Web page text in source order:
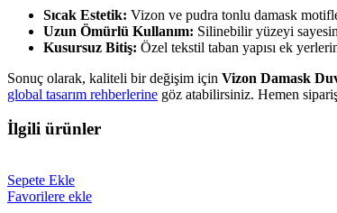
Sıcak Estetik: Vizon ve pudra tonlu damask
Uzun Ömürlü Kullanım: Silinebilir yüzeyi
Kusursuz Bitiş: Özel tekstil taban yapısı ek
Sonuç olarak, kaliteli bir değişim için Vizon Damask
global tasarım rehberlerine göz atabilirsiniz. Hemen
İlgili ürünler
Sepete Ekle
Favorilere ekle